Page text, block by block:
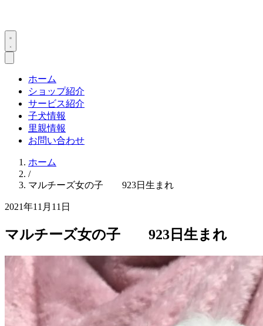
ホーム
ショップ紹介
サービス紹介
子犬情報
里親情報
お問い合わせ
ホーム
/
マルチーズ女の子 923日生まれ
2021年11月11日
マルチーズ女の子 923日生まれ